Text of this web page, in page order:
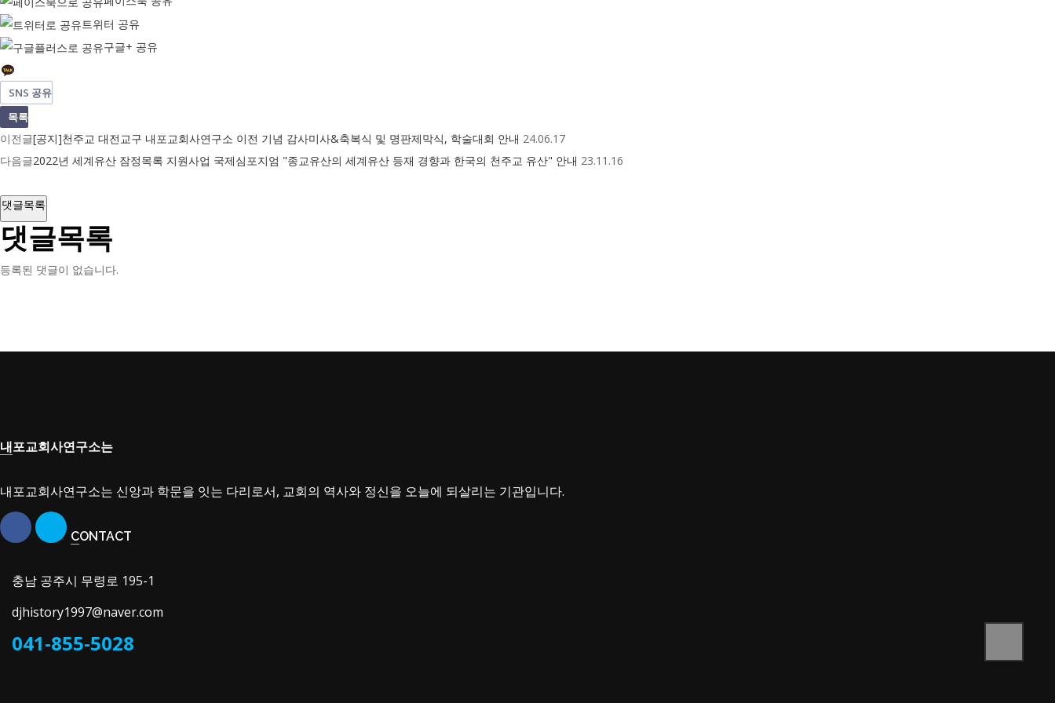
트위터 공유
구글+ 공유
SNS 공유
목록
이전글[공지]천주교 대전교구 내포교회사연구소 이전 기념 감사미사&축복식 및 명판제막식, 학술대회 안내 24.06.17
다음글2022년 세계유산 잠정목록 지원사업 국제심포지엄 "종교유산의 세계유산 등재 경향과 한국의 천주교 유산" 안내 23.11.16
댓글목록
댓글목록
등록된 댓글이 없습니다.
내포교회사연구소는
내포교회사연구소는 신앙과 학문을 잇는 다리로서, 교회의 역사와 정신을 오늘에 되살리는 기관입니다.
CONTACT
충남 공주시 무령로 195-1
djhistory1997@naver.com
041-855-5028